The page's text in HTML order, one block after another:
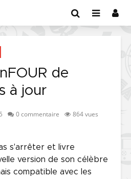
de
à jour
0 commentaire
864 vues
s'arrêter et livre
version de son célèbre
compatible avec les